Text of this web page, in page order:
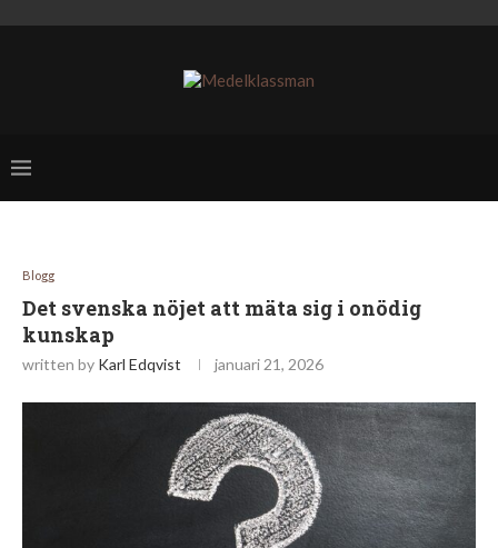
Blogg
Det svenska nöjet att mäta sig i onödig
kunskap
written by Karl Edqvist januari 21, 2026